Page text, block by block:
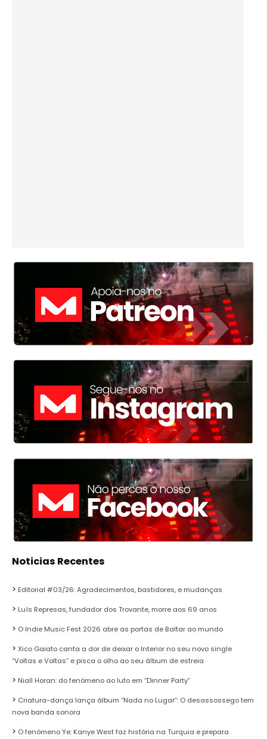
Noticias Recentes
Editorial #03/26: Agradecimentos, bastidores, e mudanças
Luís Represas, fundador dos Trovante, morre aos 69 anos
O Indie Music Fest 2026 abre as portas de Baltar ao mundo
Xico Gaiato canta a dor de deixar o Interior no seu novo single
“Voltas e Voltas” e pisca o olho ao seu álbum de estreia
Niall Horan: do fenómeno ao luto em “Dinner Party”
Criatura-dança lança álbum “Nada no Lugar”: O desassossego tem
nova banda sonora
O fenómeno Ye: Kanye West faz história na Turquia e prepara